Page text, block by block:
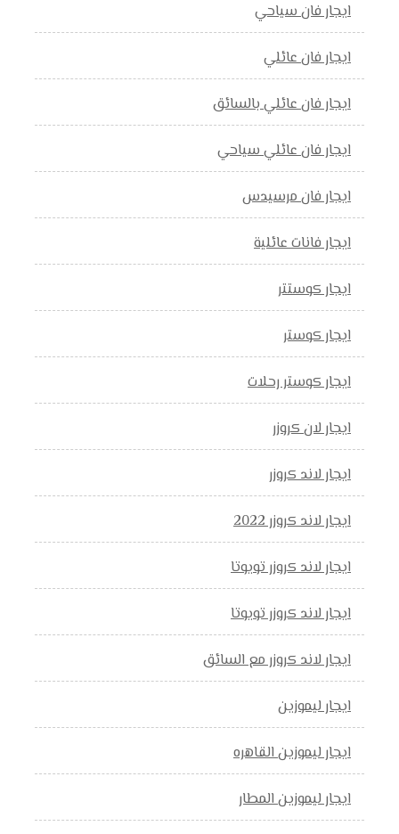
ايجار فان سياحي
ايجار فان عائلي
ايجار فان عائلي بالسائق
ايجار فان عائلي سياحي
ايجار فان مرسيدس
ايجار فانات عائلية
ايجار كوستتر
ايجار كوستر
ايجار كوستر رحلات
ايجار لان كروزر
ايجار لاند كروزر
ايجار لاند كروزر 2022
ايجار لاند كروزر تويوتا
ايجار لاند كروزر تويوتا
ايجار لاند كروزر مع السائق
ايجار ليموزين
ايجار ليموزين القاهره
ايجار ليموزين المطار